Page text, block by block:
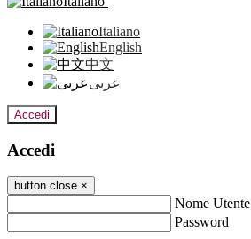
Italiano
English
中文
عربى
Accedi
Accedi
button close ×
Nome Utente
Password